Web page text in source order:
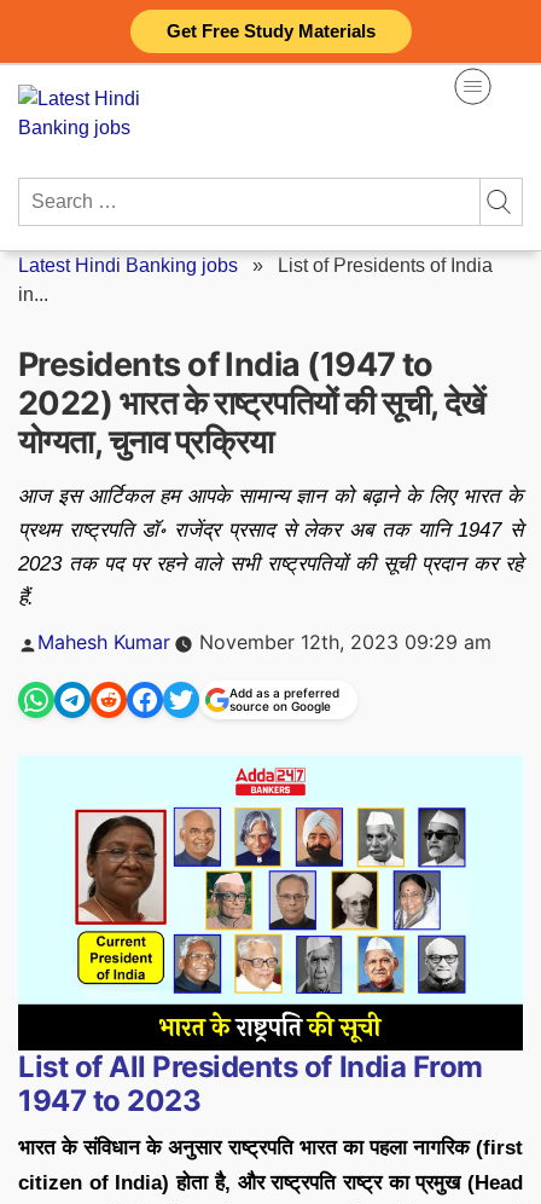
Get Free Study Materials
content
Search
Latest Hindi Banking jobs » List of Presidents of India
in...
Presidents of India (1947 to
2022) भारत के राष्ट्रपतियों की सूची, देखें
योग्यता, चुनाव प्रक्रिया
आज इस आर्टिकल हम आपके सामान्य ज्ञान को बढ़ाने के लिए भारत के
प्रथम राष्ट्रपति डॉ॰ राजेंद्र प्रसाद से लेकर अब तक यानि 1947 से
2023 तक पद पर रहने वाले सभी राष्ट्रपतियों की सूची प्रदान कर रहे
हैं.
Posted
Mahesh Kumar November 12th, 2023 09:29 am
Add as a preferred
source on Google
List of All Presidents of India From
1947 to 2023
भारत के संविधान के अनुसार राष्ट्रपति भारत का पहला नागरिक (first
citizen of India) होता है, और राष्ट्रपति राष्ट्र का प्रमुख (Head